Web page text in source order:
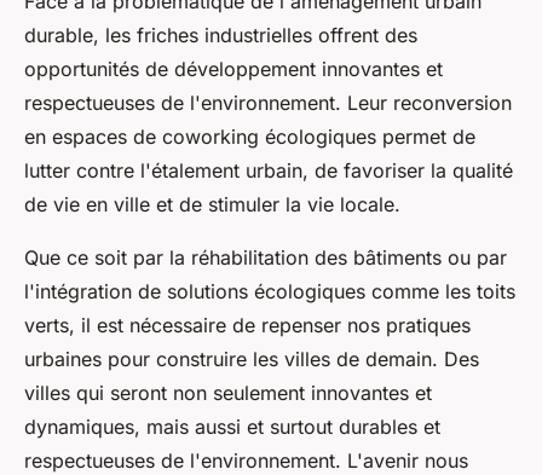
durable, les friches industrielles offrent des
opportunités de développement innovantes et
respectueuses de l'environnement. Leur reconversion
en espaces de coworking écologiques permet de
lutter contre l'étalement urbain, de favoriser la qualité
de vie en ville et de stimuler la vie locale.
Que ce soit par la réhabilitation des bâtiments ou par
l'intégration de solutions écologiques comme les toits
verts, il est nécessaire de repenser nos pratiques
urbaines pour construire les villes de demain. Des
villes qui seront non seulement innovantes et
dynamiques, mais aussi et surtout durables et
respectueuses de l'environnement. L'avenir nous